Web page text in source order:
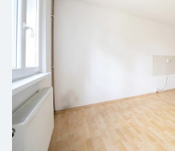
plánováno na rok
budoucna přispět jak
náročnosti, tak ke
domu. Lokalita Děčín
severu Ústeckého
branou do Českého
dlouhodobě dělá